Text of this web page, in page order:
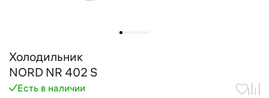
Холодильник
NORD NR 402 S
Есть в наличии